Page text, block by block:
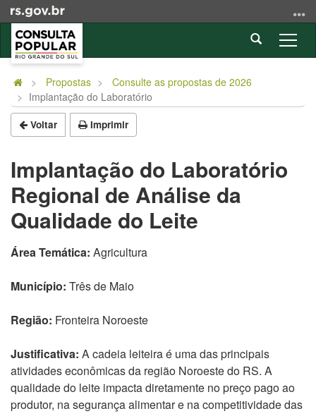
para
conteúdo
para
menu
para
busca
a
Abrir
a
Início
conteúdo
Propostas
Consulte as propostas de 2026
Implantação do Laboratório
Voltar Imprimir
Implantação do Laboratório
Regional de Análise da
Qualidade do Leite
Área Temática: Agricultura
Município: Três de Maio
Região: Fronteira Noroeste
Justificativa: A cadeia leiteira é uma das principais
atividades econômicas da região Noroeste do RS. A
qualidade do leite impacta diretamente no preço pago ao
produtor, na segurança alimentar e na competitividade das